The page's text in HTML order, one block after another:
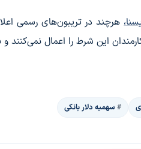
هرچند در تریبون‌های رسمی
این شرط را اعمال نمی‌کنند
سهمیه دلار بانکی